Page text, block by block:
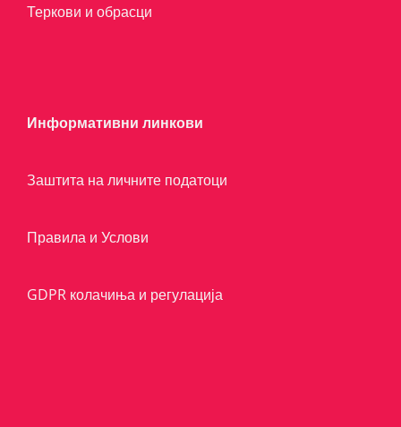
Теркови и обрасци
Информативни линкови
Заштита на личните податоци
Правила и Услови
GDPR колачиња и регулација